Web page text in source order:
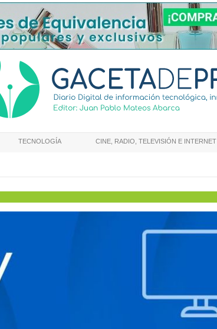
TECNOLOGÍA CINE, RADIO, TELEVISIÓN E INTERNET